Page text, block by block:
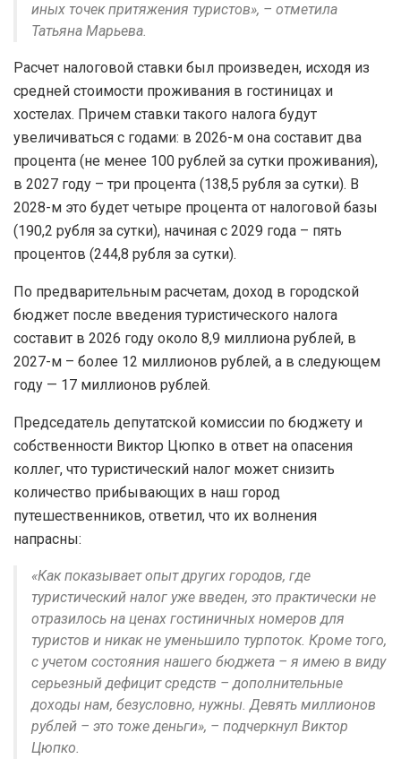
иных точек притяжения туристов», – отметила
Татьяна Марьева.
Расчет налоговой ставки был произведен, исходя из
средней стоимости проживания в гостиницах и
хостелах. Причем ставки такого налога будут
увеличиваться с годами: в 2026-м она составит два
процента (не менее 100 рублей за сутки проживания),
в 2027 году – три процента (138,5 рубля за сутки). В
2028-м это будет четыре процента от налоговой базы
(190,2 рубля за сутки), начиная с 2029 года – пять
процентов (244,8 рубля за сутки).
По предварительным расчетам, доход в городской
бюджет после введения туристического налога
составит в 2026 году около 8,9 миллиона рублей, в
2027-м – более 12 миллионов рублей, а в следующем
году — 17 миллионов рублей.
Председатель депутатской комиссии по бюджету и
собственности Виктор Цюпко в ответ на опасения
коллег, что туристический налог может снизить
количество прибывающих в наш город
путешественников, ответил, что их волнения
напрасны:
«Как показывает опыт других городов, где
туристический налог уже введен, это практически не
отразилось на ценах гостиничных номеров для
туристов и никак не уменьшило турпоток. Кроме того,
с учетом состояния нашего бюджета – я имею в виду
серьезный дефицит средств – дополнительные
доходы нам, безусловно, нужны. Девять миллионов
рублей – это тоже деньги», – подчеркнул Виктор
Цюпко.